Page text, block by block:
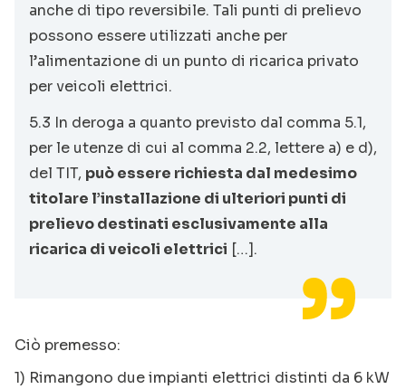
anche di tipo reversibile. Tali punti di prelievo
possono essere utilizzati anche per
l’alimentazione di un punto di ricarica privato
per veicoli elettrici.
5.3 In deroga a quanto previsto dal comma 5.1,
per le utenze di cui al comma 2.2, lettere a) e d),
del TIT, può essere richiesta dal medesimo
titolare l’installazione di ulteriori punti di
prelievo destinati esclusivamente alla
ricarica di veicoli elettrici […].
Ciò premesso:
1) Rimangono due impianti elettrici distinti da 6 kW